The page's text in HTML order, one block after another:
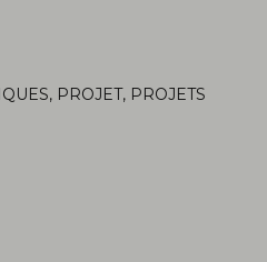
, PROJET, PROJETS